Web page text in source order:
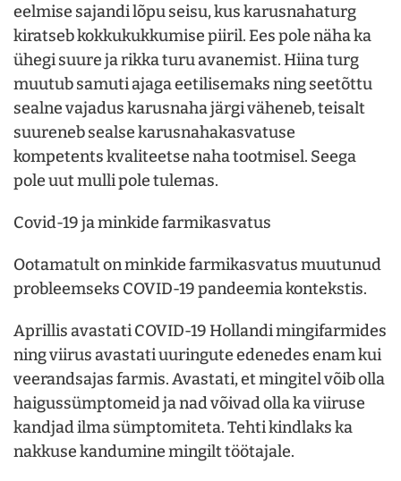
eelmise sajandi lõpu seisu, kus karusnahaturg
kiratseb kokkukukkumise piiril. Ees pole näha ka
ühegi suure ja rikka turu avanemist. Hiina turg
muutub samuti ajaga eetilisemaks ning seetõttu
sealne vajadus karusnaha järgi väheneb, teisalt
suureneb sealse karusnahakasvatuse
kompetents kvaliteetse naha tootmisel. Seega
pole uut mulli pole tulemas.
Covid-19 ja minkide farmikasvatus
Ootamatult on minkide farmikasvatus muutunud
probleemseks COVID-19 pandeemia kontekstis.
Aprillis avastati COVID-19 Hollandi mingifarmides
ning viirus avastati uuringute edenedes enam kui
veerandsajas farmis. Avastati, et mingitel võib olla
haigussümptomeid ja nad võivad olla ka viiruse
kandjad ilma sümptomiteta. Tehti kindlaks ka
nakkuse kandumine mingilt töötajale.